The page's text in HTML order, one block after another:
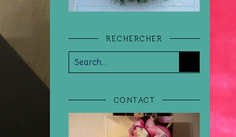
RECHERCHER
CONTACT